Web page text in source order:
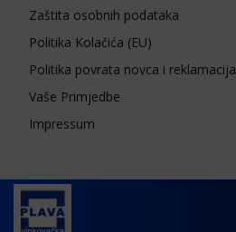
Zaštita osobnih podataka
Politika Kolačića (EU)
Politika povrata novca i reklamacija
Vaše Primjedbe
Impressum